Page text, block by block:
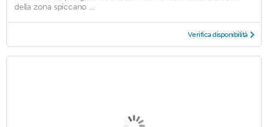
della zona spiccano ...
Verifica disponibilità